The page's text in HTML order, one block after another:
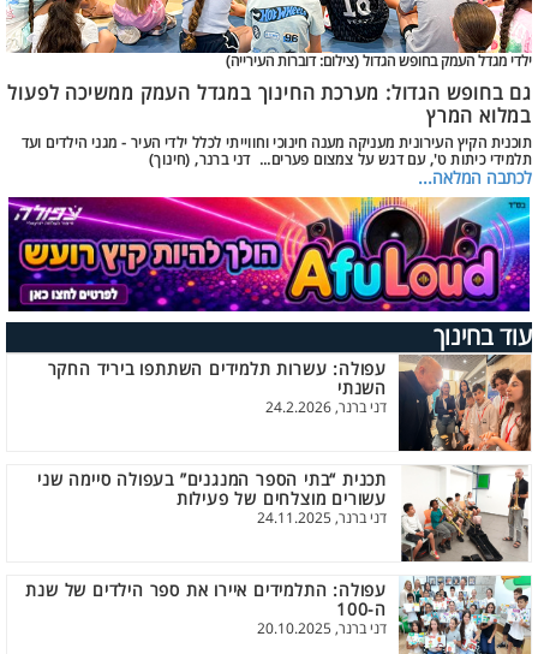
ילדי מגדל העמק בחופש הגדול (צילום: דוברות העירייה)
גם בחופש הגדול: מערכת החינוך במגדל העמק ממשיכה לפעול
במלוא המרץ
תוכנית הקיץ העירונית מעניקה מענה חינוכי וחווייתי לכלל ילדי העיר - מגני הילדים ועד
תלמידי כיתות ט', עם דגש על צמצום פערים... דני ברנר, (חינוך)
לכתבה המלאה...
עוד בחינוך
עפולה: עשרות תלמידים השתתפו ביריד החקר
השנתי
דני ברנר, 24.2.2026
תכנית “בתי הספר המנגנים” בעפולה סיימה שני
עשורים מוצלחים של פעילות
דני ברנר, 24.11.2025
עפולה: התלמידים איירו את ספר הילדים של שנת
ה-100
דני ברנר, 20.10.2025